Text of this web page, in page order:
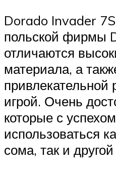
Dorado Invader
польской фирмы
отличаются
материала, а
привлекательной
игрой. Очень
которые с
использоваться
сома, так и